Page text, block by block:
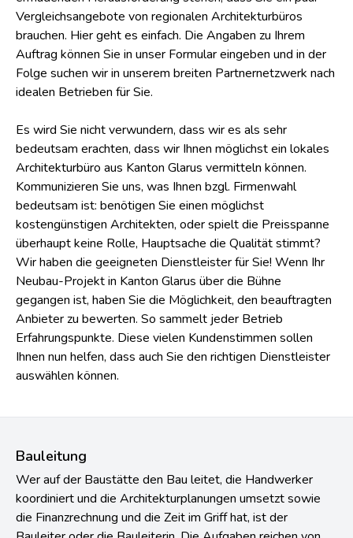
Vergleichsangebote von regionalen Architekturbüros
brauchen. Hier geht es einfach. Die Angaben zu Ihrem
Auftrag können Sie in unser Formular eingeben und in der
Folge suchen wir in unserem breiten Partnernetzwerk nach
idealen Betrieben für Sie.
Es wird Sie nicht verwundern, dass wir es als sehr
bedeutsam erachten, dass wir Ihnen möglichst ein lokales
Architekturbüro aus Kanton Glarus vermitteln können.
Kommunizieren Sie uns, was Ihnen bzgl. Firmenwahl
bedeutsam ist: benötigen Sie einen möglichst
kostengünstigen Architekten, oder spielt die Preisspanne
überhaupt keine Rolle, Hauptsache die Qualität stimmt?
Wir haben die geeigneten Dienstleister für Sie! Wenn Ihr
Neubau-Projekt in Kanton Glarus über die Bühne
gegangen ist, haben Sie die Möglichkeit, den beauftragten
Anbieter zu bewerten. So sammelt jeder Betrieb
Erfahrungspunkte. Diese vielen Kundenstimmen sollen
Ihnen nun helfen, dass auch Sie den richtigen Dienstleister
auswählen können.
Bauleitung
Wer auf der Baustätte den Bau leitet, die Handwerker
koordiniert und die Architekturplanungen umsetzt sowie
die Finanzrechnung und die Zeit im Griff hat, ist der